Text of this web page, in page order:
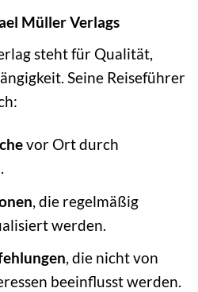
Müller Verlags
steht für Qualität,
Seine Reiseführer
vor Ort durch
, die regelmäßig
werden.
, die nicht von
beeinflusst werden.